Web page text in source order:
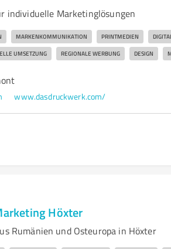
individuelle Marketinglösungen
MARKENKOMMUNIKATION PRINTMEDIEN
UMSETZUNG REGIONALE WERBUNG DESIGN
www.dasdruckwerk.com/
Höxter
Rumänien und Osteuropa in Höxter